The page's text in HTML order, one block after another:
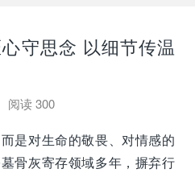
守思念 以细节传温
阅读300
是对生命的敬畏、对情感的
骨灰寄存领域多年，摒弃行